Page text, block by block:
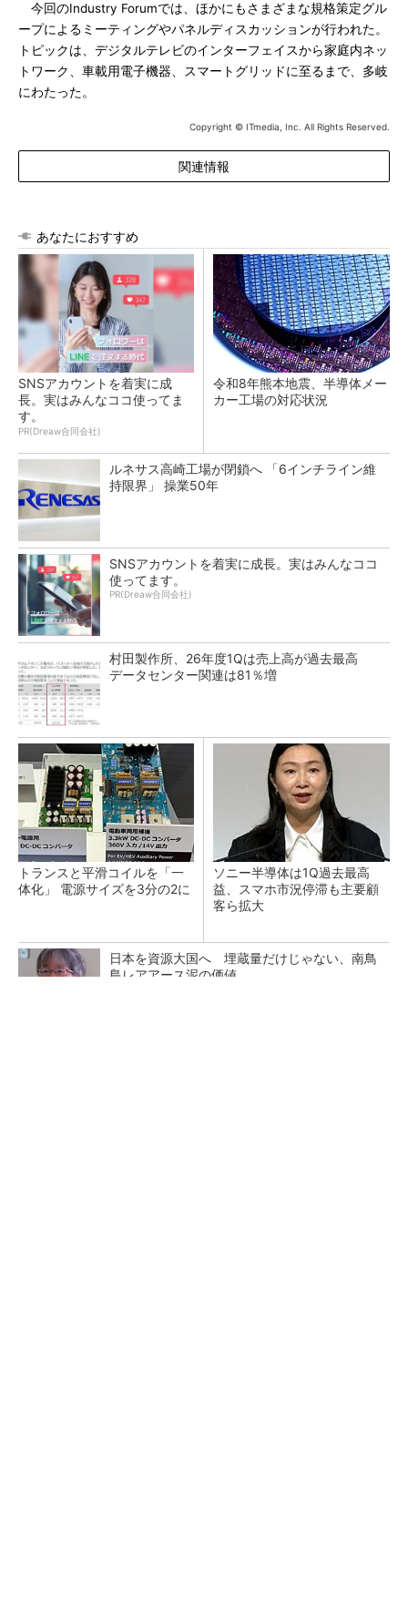
今回のIndustry Forumでは、ほかにもさまざまな規格策定グル
ープによるミーティングやパネルディスカッションが行われた。
トピックは、デジタルテレビのインターフェイスから家庭内ネッ
トワーク、車載用電子機器、スマートグリッドに至るまで、多岐
にわたった。
Copyright © ITmedia, Inc. All Rights Reserved.
関連情報
あなたにおすすめ
SNSアカウントを着実に成
長。実はみんなココ使ってま
す。
PR(Dreaw合同会社)
令和8年熊本地震、半導体メー
カー工場の対応状況
ルネサス高崎工場が閉鎖へ 「6インチライン維
持限界」 操業50年
SNSアカウントを着実に成長。実はみんなココ
使ってます。
PR(Dreaw合同会社)
村田製作所、26年度1Qは売上高が過去最高
データセンター関連は81％増
トランスと平滑コイルを「一
体化」 電源サイズを3分の2に
ソニー半導体は1Q過去最高
益、スマホ市況停滞も主要顧
客ら拡大
日本を資源大国へ 埋蔵量だけじゃない、南鳥
島レアアース泥の価値